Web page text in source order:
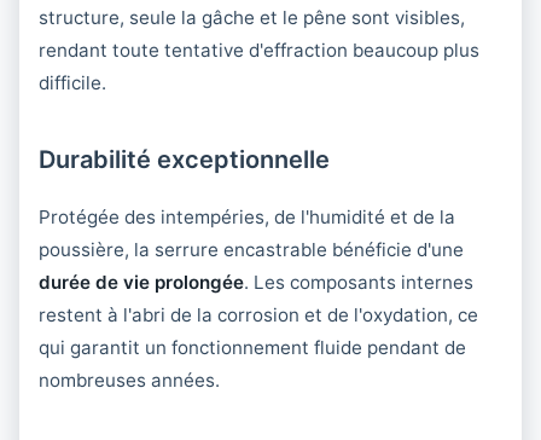
structure, seule la gâche et le pêne sont visibles,
rendant toute tentative d'effraction beaucoup plus
difficile.
Durabilité exceptionnelle
Protégée des intempéries, de l'humidité et de la
poussière, la serrure encastrable bénéficie d'une
durée de vie prolongée. Les composants internes
restent à l'abri de la corrosion et de l'oxydation, ce
qui garantit un fonctionnement fluide pendant de
nombreuses années.